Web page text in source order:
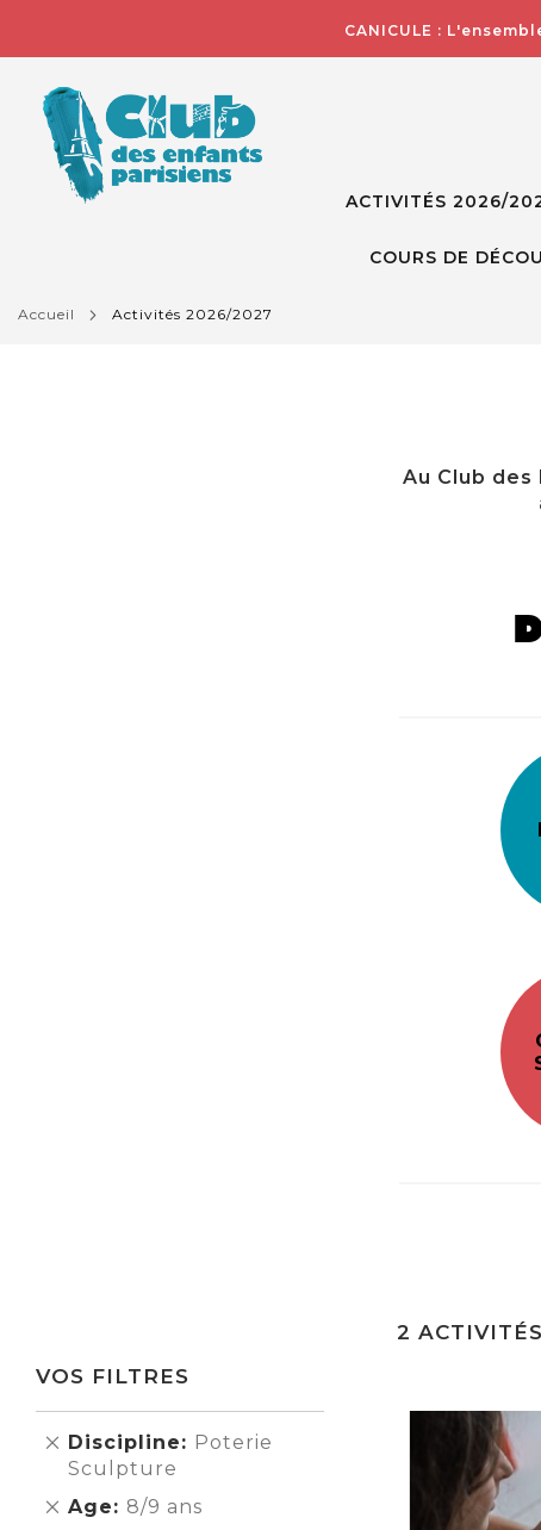
CANICULE :
ACTIVITÉS 2026/
COURS DE
accueil activités 2026/2027
Au Club
2 ACTIVITÉS
VOS FILTRES
Discipline
Poterie
Sculpture
Supprimer
cet
Élément
Age 8/9 ans
Supprimer